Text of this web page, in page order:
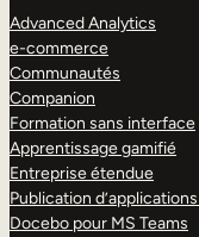
Advanced Analytics
e-commerce
Communautés
Companion
Formation sans interface
Apprentissage gamifié
Entreprise étendue
Publication
Docebo pour MS Teams